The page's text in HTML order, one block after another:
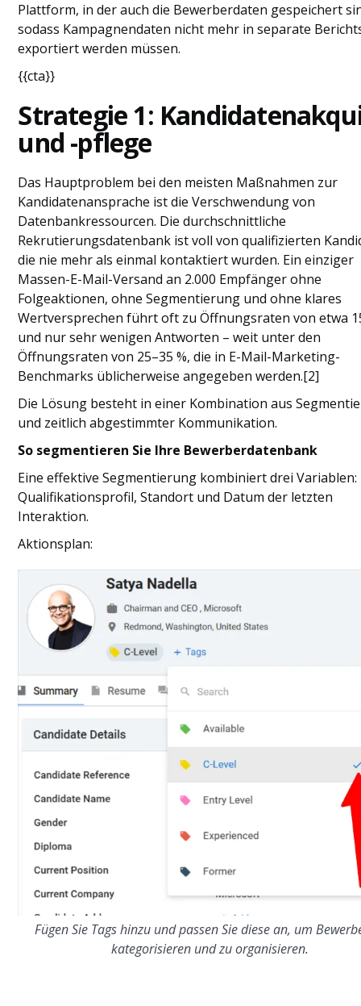
Plattform, in der auch die Bewerberdaten gespeichert
sodass Kampagnendaten nicht mehr in separate
exportiert werden müssen.
{{cta}}
Strategie 1:
und -pflege
Das Hauptproblem bei den meisten Maßnahmen zur
Kandidatenansprache ist die Verschwendung von
Datenbankressourcen. Die durchschnittliche
Rekrutierungsdatenbank ist voll von qualifizierten
die nie mehr als einmal kontaktiert wurden. Ein einziger
Massen-E-Mail-Versand an 2.000 Empfänger ohne
Folgeaktionen, ohne Segmentierung und ohne klares
Wertversprechen führt oft zu Öffnungsraten von etwa
und nur sehr wenigen Antworten – weit unter den
Öffnungsraten von 25–35 %, die in E-Mail-Marketing-
Benchmarks üblicherweise angegeben werden.[2]
Die Lösung besteht in einer Kombination aus
und zeitlich abgestimmter Kommunikation.
So segmentieren Sie Ihre Bewerberdatenbank
Eine effektive Segmentierung kombiniert drei Variablen:
Qualifikationsprofil, Standort und Datum der letzten
Interaktion.
Aktionsplan:
Fügen Sie Tags hinzu und passen Sie diese an, um
kategorisieren und zu organisieren.